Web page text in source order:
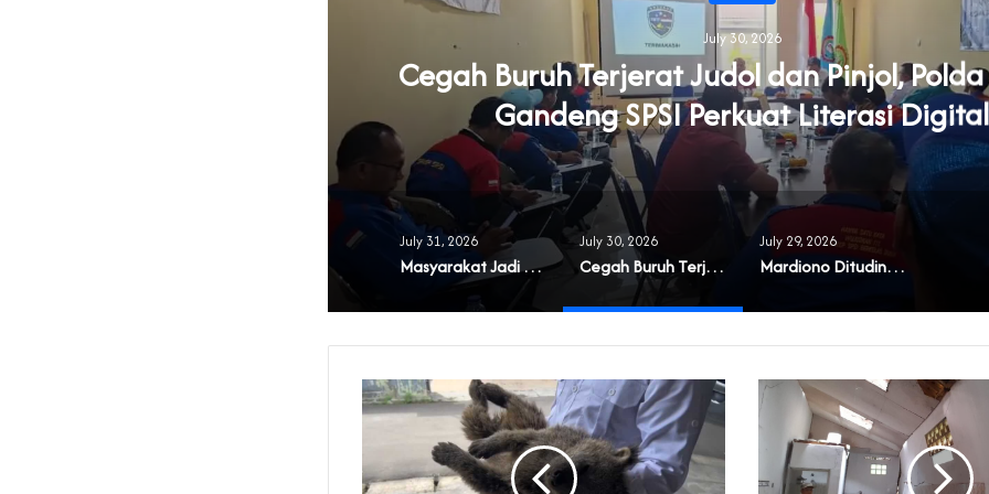
July 30, 2026
Cegah Buruh Terjerat Judol dan Pinjol,
Gandeng SPSI Perkuat Literasi Digital
July 31, 2026
‎Masyarakat Jadi Korban Buruknya Tata Kelola Koperasi Syariah di Banten
July 30, 2026
Cegah Buruh Terjerat Judol dan Pinjol, Polda Banten Gandeng SPSI Perkuat Literasi Digital
July 29, 2026
‎Mardiono Dituding Adu Domba dan Bikin Gaduh Kader PPP di Banten